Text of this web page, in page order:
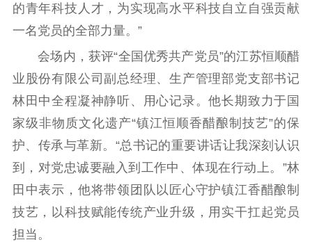
的青年科技人才，为实现高水平科技自立自强贡献
一名党员的全部力量。”
会场内，获评“全国优秀共产党员”的江苏恒顺醋
业股份有限公司副总经理、生产管理部党支部书记
林田中全程凝神静听、用心记录。他长期致力于国
家级非物质文化遗产“镇江恒顺香醋酿制技艺”的保
护、传承与革新。“总书记的重要讲话让我深刻认识
到，对党忠诚要融入到工作中、体现在行动上。”林
田中表示，他将带领团队以匠心守护镇江香醋酿制
技艺，以科技赋能传统产业升级，用实干扛起党员
担当。